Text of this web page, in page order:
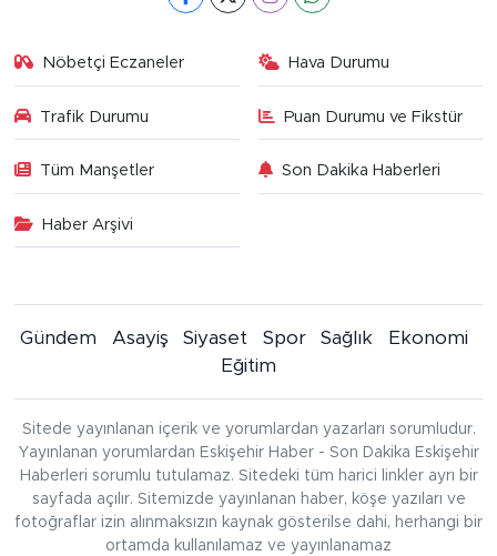
Nöbetçi Eczaneler Hava Durumu
Trafik Durumu Puan Durumu ve Fikstür
Tüm Manşetler Son Dakika Haberleri
Haber Arşivi
Gündem Asayiş Siyaset Spor Sağlık
Ekonomi
Eğitim
Sitede yayınlanan içerik ve yorumlardan yazarları sorumludur.
Yayınlanan yorumlardan Eskişehir Haber - Son Dakika Eskişehir
Haberleri sorumlu tutulamaz. Sitedeki tüm harici linkler ayrı bir
sayfada açılır. Sitemizde yayınlanan haber, köşe yazıları ve
fotoğraflar izin alınmaksızın kaynak gösterilse dahi, herhangi bir
ortamda kullanılamaz ve yayınlanamaz